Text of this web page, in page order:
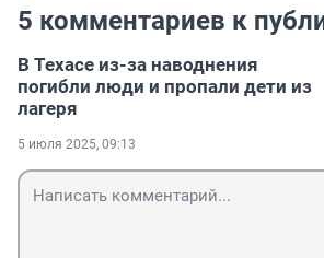
5 комментариев к
В Техасе из-за наводнения
погибли люди и пропали дети из
лагеря
5 июля 2025, 09:13